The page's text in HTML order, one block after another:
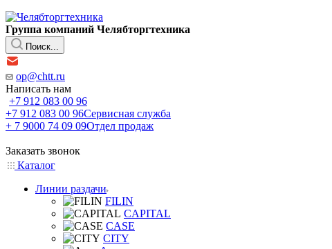
Группа компаний Челябторгтехника
Поиск...
op@chtt.ru
Написать нам
+7 912 083 00 96
+7 912 083 00 96Сервисная служба
+ 7 9000 74 09 09Отдел продаж
Заказать звонок
Каталог
Линии раздачи
FILIN
CAPITAL
CASE
CITY